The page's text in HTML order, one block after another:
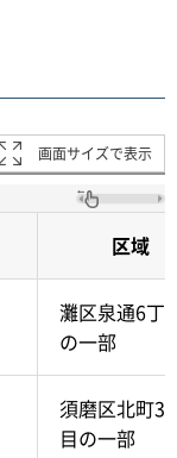
画面サイズで表示
区域
灘区泉通6丁
の一部
須磨区北町3
目の一部